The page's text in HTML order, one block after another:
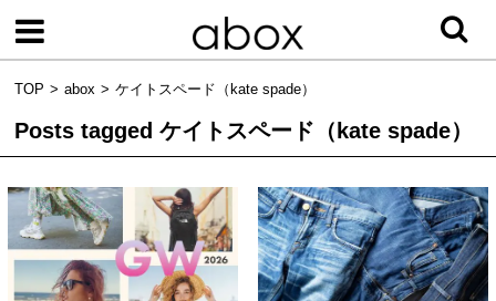
TOP abox ケイトスペード（kate spade）
Posts taggedケイトスペード（kate spade）